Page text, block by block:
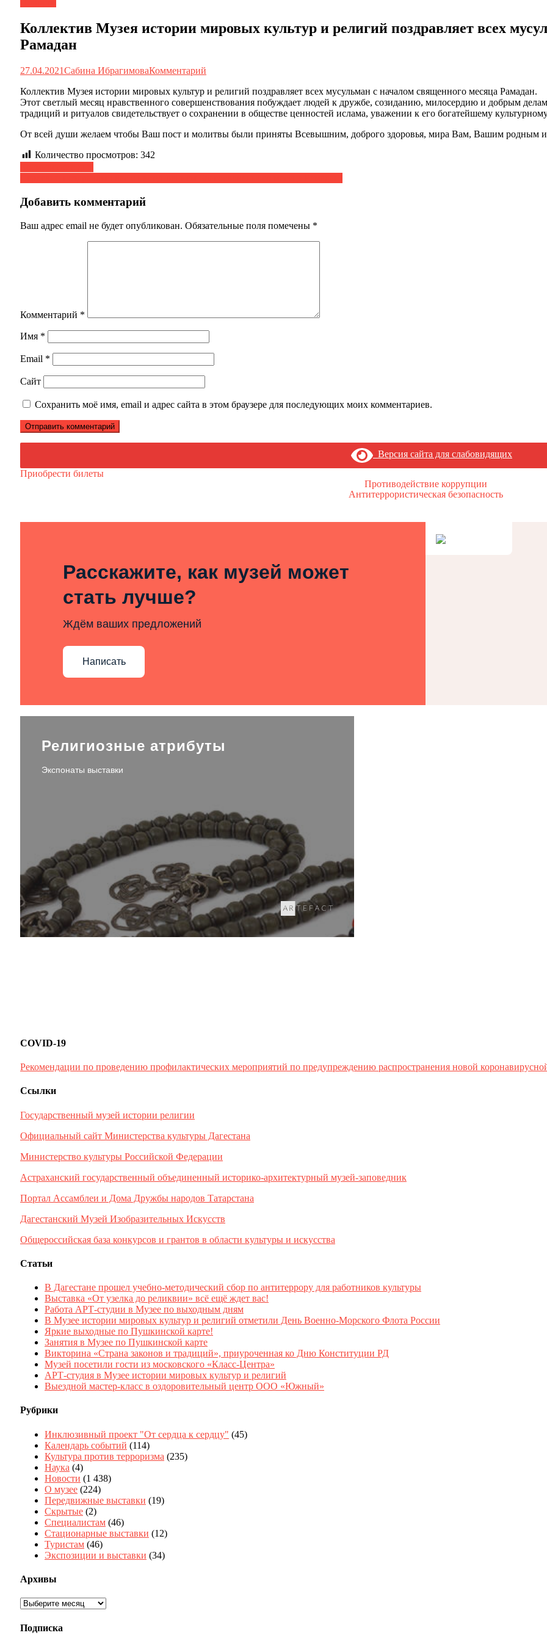
Коллектив Музея истории мировых культур и религий поздравляет всех
Рамадан
27.04.2021Сабина ИбрагимоваКомментарий
Коллектив Музея истории мировых культур и религий поздравляет всех мусульман с началом священного месяца Рамадан.
Этот светлый месяц нравственного совершенствования побуждает людей к дружбе, созиданию, милосердию и добрым
традиций и ритуалов свидетельствует о сохранении в обществе ценностей ислама, уважении к его богатейшему
От всей души желаем чтобы Ваш пост и молитвы были приняты Всевышним, доброго здоровья, мира Вам, Вашим родным
Количество просмотров: 342
Навигация
по
записям
Добавить комментарий
Ваш адрес email не будет опубликован. Обязательные поля помечены *
Комментарий *
Имя *
Email *
Сайт
Сохранить моё имя, email и адрес сайта в этом браузере для последующих моих комментариев.
Версия сайта для слабовидящих
Приобрести билеты
Противодействие коррупции
Антитеррористическая безопасность
Расскажите, как музей может
стать лучше?
Ждём ваших предложений
Написать
Религиозные атрибуты
Экспонаты выставки
COVID-19
Рекомендации по проведению профилактических мероприятий по предупреждению распространения новой
Ссылки
Государственный музей истории религии
Официальный сайт Министерства культуры Дагестана
Министерство культуры Российской Федерации
Астраханский государственный объединенный историко-архитектурный музей-заповедник
Портал Ассамблеи и Дома Дружбы народов Татарстана
Дагестанский Музей Изобразительных Искусств
Общероссийская база конкурсов и грантов в области культуры и искусства
Статьи
В Дагестане прошел учебно-методический сбор по антитеррору для работников культуры
Выставка «От узелка до реликвии» всё ещё ждет вас!
Работа АРТ-студии в Музее по выходным дням
В Музее истории мировых культур и религий отметили День Военно-Морского Флота России
Яркие выходные по Пушкинской карте!
Занятия в Музее по Пушкинской карте
Викторина «Страна законов и традиций», приуроченная ко Дню Конституции РД
Музей посетили гости из московского «Класс-Центра»
АРТ-студия в Музее истории мировых культур и религий
Выездной мастер-класс в оздоровительный центр ООО «Южный»
Рубрики
Инклюзивный проект "От сердца к сердцу" (45)
Календарь событий (114)
Культура против терроризма (235)
Наука (4)
Новости (1 438)
О музее (224)
Передвижные выставки (19)
Скрытые (2)
Специалистам (46)
Стационарные выставки (12)
Туристам (46)
Экспозиции и выставки (34)
Архивы
Архивы
Подписка